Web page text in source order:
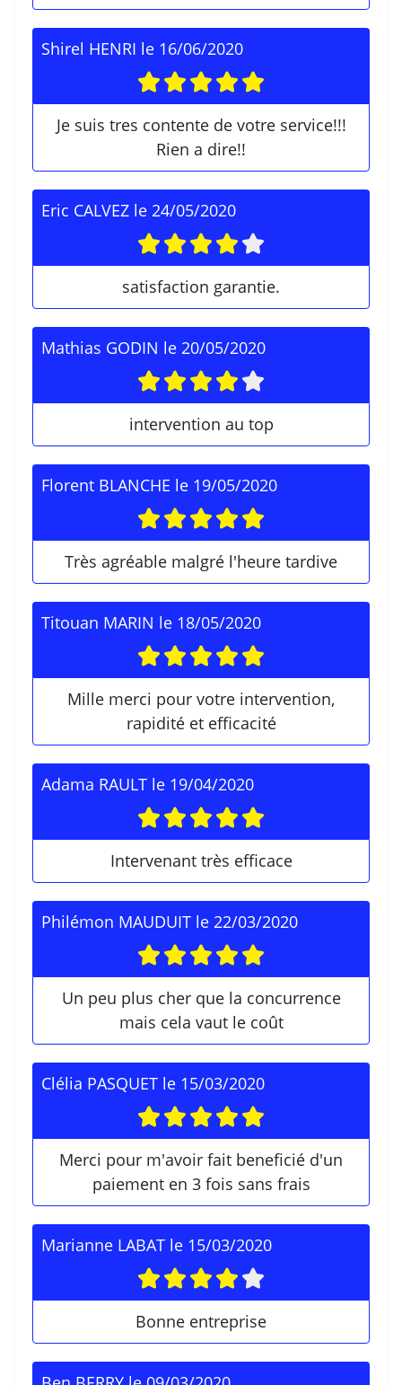
Shirel HENRI le 16/06/2020
Je suis tres contente de votre service!!!
Rien a dire!!
Eric CALVEZ le 24/05/2020
satisfaction garantie.
Mathias GODIN le 20/05/2020
intervention au top
Florent BLANCHE le 19/05/2020
Très agréable malgré l'heure tardive
Titouan MARIN le 18/05/2020
Mille merci pour votre intervention,
rapidité et efficacité
Adama RAULT le 19/04/2020
Intervenant très efficace
Philémon MAUDUIT le 22/03/2020
Un peu plus cher que la concurrence
mais cela vaut le coût
Clélia PASQUET le 15/03/2020
Merci pour m'avoir fait beneficié d'un
paiement en 3 fois sans frais
Marianne LABAT le 15/03/2020
Bonne entreprise